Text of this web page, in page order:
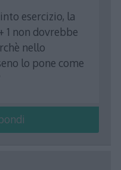
esercizio, la
1 non dovrebbe
nello
lo pone come